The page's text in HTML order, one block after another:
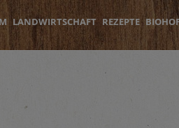
LANDWIRTSCHAFT REZEPTE